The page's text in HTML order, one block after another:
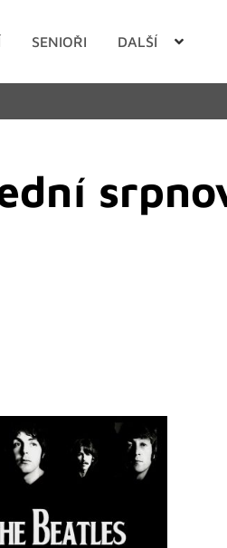
SENIOŘI DALŠÍ